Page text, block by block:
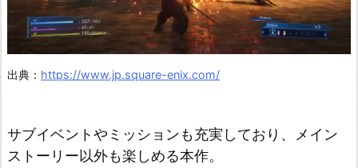
出典： https://www.jp.square-enix.com/
サブイベントやミッションも充実しており、メイン
ストーリー以外も楽しめる本作。